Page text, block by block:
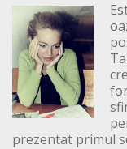
prezentat primul